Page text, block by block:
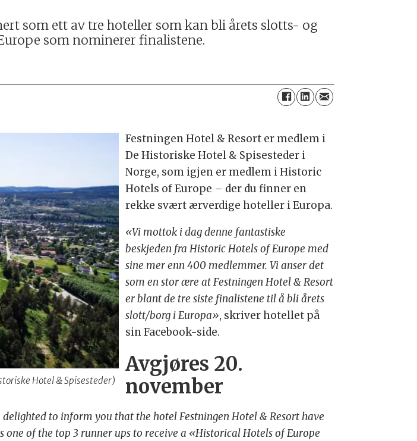
som ett av tre hoteller som kan bli årets slotts- og
som nominerer finalistene.
Hotel & Spisesteder)
Festningen Hotel & Resort er medlem i
De Historiske Hotel & Spisesteder i
Norge, som igjen er medlem i Historic
Hotels of Europe – der du finner en
rekke svært ærverdige hoteller i Europa.
«Vi mottok i dag denne fantastiske
beskjeden fra Historic Hotels of Europe med
sine mer enn 400 medlemmer. Vi anser det
som en stor ære at Festningen Hotel & Resort
er blant de tre siste finalistene til å bli årets
slott/borg i Europa», skriver hotellet på
sin Facebook-side.
Avgjøres 20.
november
delighted to inform you that the hotel Festningen Hotel & Resort have
of the top 3 runner ups to receive a «Historical Hotels of Europe